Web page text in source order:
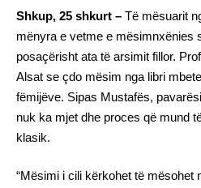
Shkup, 25 shkurt – Të mësuarit
mënyra e vetme e mësimnxënies
posaçërisht ata të arsimit fillor.
Alsat se çdo mësim nga libri
fëmijëve. Sipas Mustafës,
nuk ka mjet dhe proces që mund
klasik.
“Mësimi i cili kërkohet të mësohet